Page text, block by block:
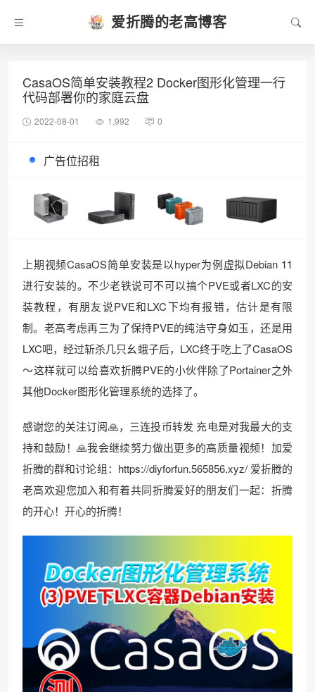
爱折腾的老高博客
CasaOS简单安装教程2 Docker图形化管理一行
代码部署你的家庭云盘
2022-08-01 1,992 0
广告位招租
上期视频CasaOS简单安装是以hyper为例虚拟Debian 11
进行安装的。不少老铁说可不可以搞个PVE或者LXC的安
装教程，有朋友说PVE和LXC下均有报错，估计是有限
制。老高考虑再三为了保持PVE的纯洁守身如玉，还是用
LXC吧，经过斩杀几只幺蛾子后，LXC终于吃上了CasaOS
～这样就可以给喜欢折腾PVE的小伙伴除了Portainer之外
其他Docker图形化管理系统的选择了。
感谢您的关注订阅🙏，三连投币转发 充电是对我最大的支
持和鼓励！🙏我会继续努力做出更多的高质量视频！加爱
折腾的群和讨论组：https://diyforfun.565856.xyz/ 爱折腾的
老高欢迎您加入和有着共同折腾爱好的朋友们一起：折腾
的开心！开心的折腾！